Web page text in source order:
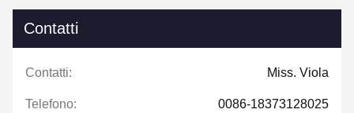
Contatti
Contatti: Miss. Viola
Telefono: 0086-18373128025